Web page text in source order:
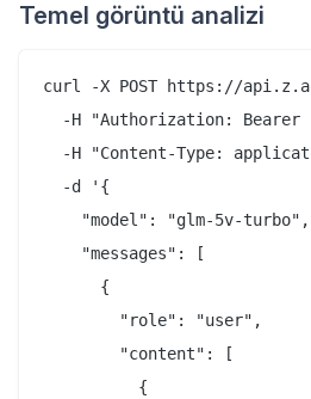
Temel görüntü analizi
curl -X POST https://
-H "Authorization: Bearer
-H "Content-Type:
  -d '{
    "model": "glm-5v-turbo",
    "messages": [
      {
        "role": "user",
        "content": [
          {